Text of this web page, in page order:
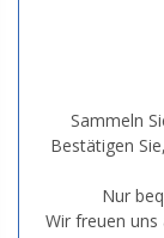
Sammeln
Bestätigen
Nur
Wir freuen uns